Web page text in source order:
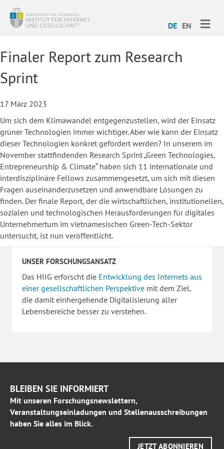
DE EN
Finaler Report zum Research
Sprint
17 März 2023
Um sich dem Klimawandel entgegenzustellen, wird der Einsatz
grüner Technologien immer wichtiger. Aber wie kann der Einsatz
dieser Technologien konkret gefördert werden? In unserem im
November stattfindenden Research Sprint „Green Technologies,
Entrepreneurship & Climate“ haben sich 11 internationale und
interdisziplinäre Fellows zusammengesetzt, um sich mit diesen
Fragen auseinanderzusetzen und anwendbare Lösungen zu
finden. Der finale Report, der die wirtschaftlichen, institutionellen,
sozialen und technologischen Herausforderungen für digitales
Unternehmertum im vietnamesischen Green-Tech-Sektor
untersucht, ist nun veröffentlicht.
UNSER FORSCHUNGSANSATZ
Das HIIG erforscht die Entwicklung des Internets aus
einer gesellschaftlichen Perspektive mit dem Ziel,
die damit einhergehende Digitalisierung aller
Lebensbereiche besser zu verstehen.
BLEIBEN SIE INFORMIERT
Mit unseren Forschungsnewslettern,
Veranstaltungseinladungen und Stellenausschreibungen
haben Sie alles im Blick.
JETZT ABONNIEREN